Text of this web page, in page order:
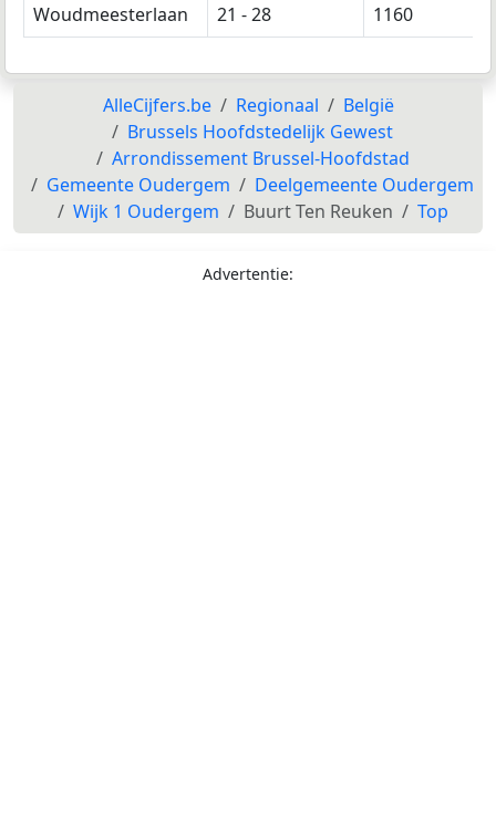
Woudmeesterlaan
21 - 28 1160
AlleCijfers.be Regionaal
België
Brussels Hoofdstedelijk Gewest
Arrondissement Brussel-Hoofdstad
Gemeente Oudergem
Deelgemeente Oudergem
Wijk 1 Oudergem
Buurt Ten Reuken Top
Advertentie: